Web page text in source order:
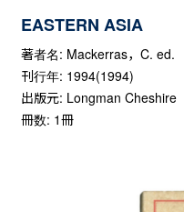
EASTERN ASIA
著者名: Mackerras，C. ed.
刊行年: 1994(1994)
出版元: Longman Cheshire
冊数: 1冊